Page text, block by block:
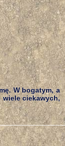
W bogatym, a
wiele ciekawych,